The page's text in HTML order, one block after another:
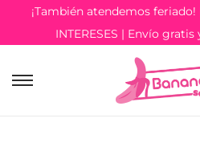
¡También atendemos feriado!
INTERESES | Envío